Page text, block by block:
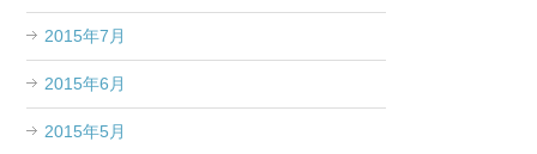
2015年7月
2015年6月
2015年5月